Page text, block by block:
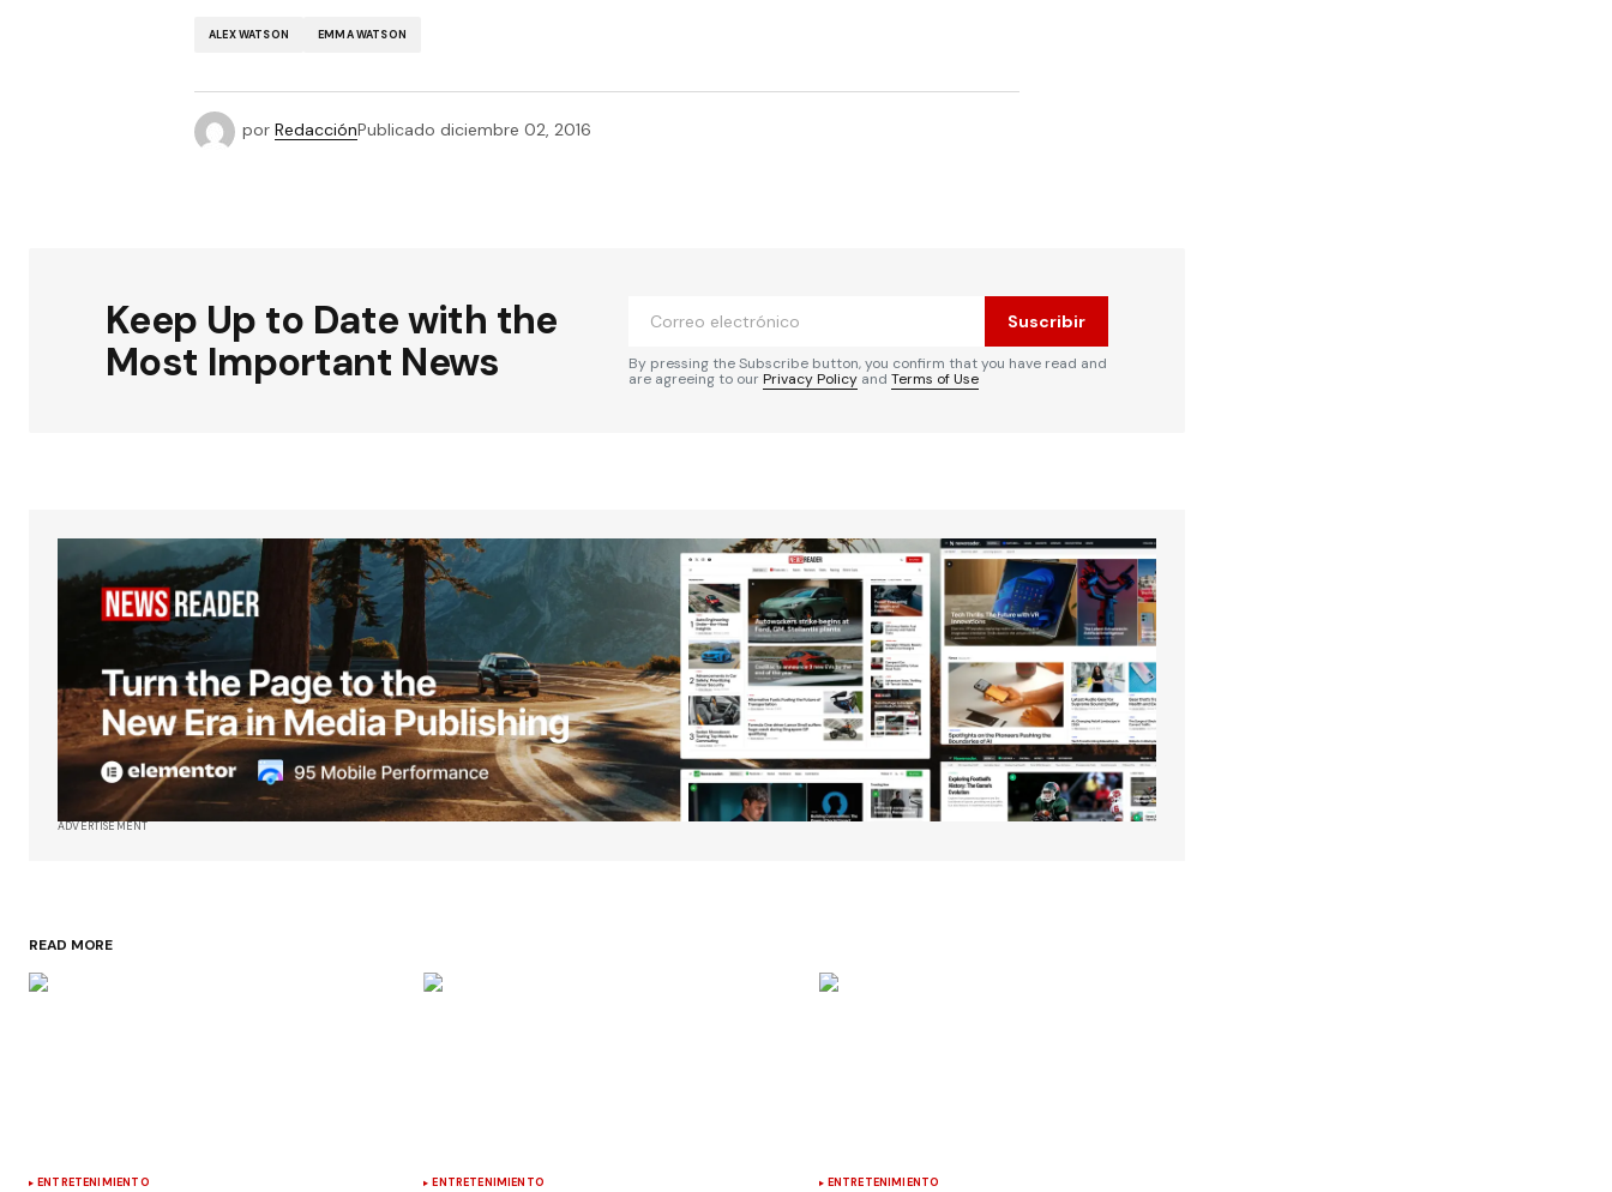
ALEX WATSON EMMA WATSON
por RedacciónPublicado diciembre 02, 2016
Keep Up to Date with the
Most Important News
Suscribir
By pressing the Subscribe button, you confirm that you have read and
are agreeing to ourPrivacy Policy and Terms of Use
ADVERTISEMENT
READ MORE
ENTRETENIMIENTO ENTRETENIMIENTO ENTRETENIMIENTO